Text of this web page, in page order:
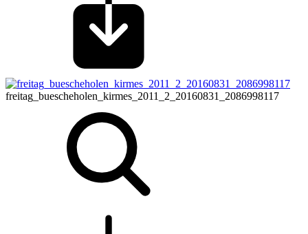
freitag_buescheholen_kirmes_2011_2_20160831_2086998117